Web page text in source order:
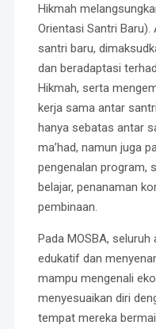
Hikmah
Orientasi Santri
santri baru,
dan beradaptasi
Hikmah, serta
kerja sama antar
hanya sebatas antar
ma’had, namun juga
pengenalan program,
belajar, penanaman
pembinaan.
Pada MOSBA,
edukatif dan
mampu mengenali
menyesuaikan diri
tempat mereka